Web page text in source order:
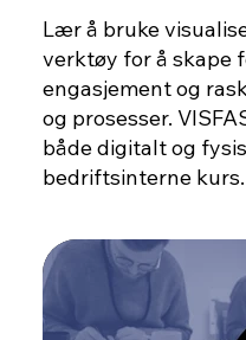
Lær å bruke
verktøy for å skape
engasjement og
og prosesser.
både digitalt og
bedriftsinterne kurs.